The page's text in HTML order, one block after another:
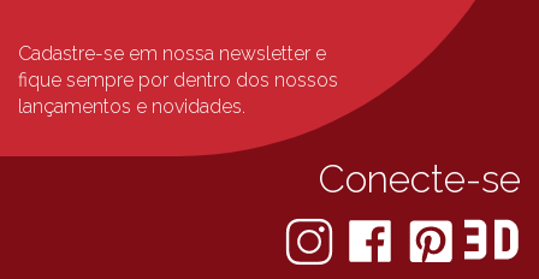
Cadastre-se em nossa newsletter e
fique sempre por dentro dos nossos
lançamentos e novidades.
Conecte-se